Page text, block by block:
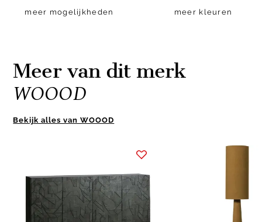
meer mogelijkheden meer kleuren
Meer van dit merk
WOOOD
Bekijk alles van WOOOD